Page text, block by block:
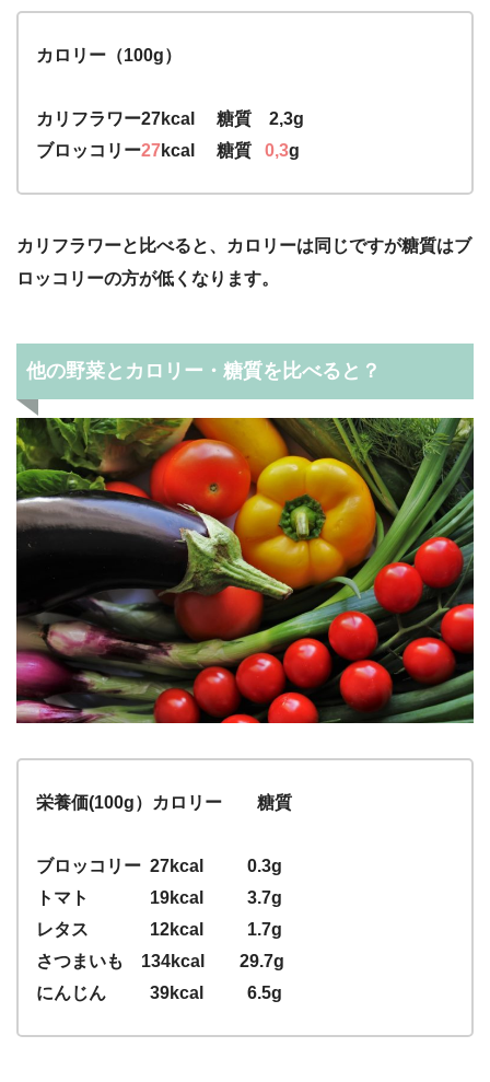
カロリー（100g）
カリフラワー27kcal 糖質 2,3g
ブロッコリー27kcal 糖質 0,3g
カリフラワーと比べると、カロリーは同じですが糖質はブ
ロッコリーの方が低くなります。
他の野菜とカロリー・糖質を比べると？
栄養価(100g）カロリー 糖質
ブロッコリー 27kcal 0.3g
トマト 19kcal 3.7g
レタス 12kcal 1.7g
さつまいも 134kcal 29.7g
にんじん 39kcal 6.5g